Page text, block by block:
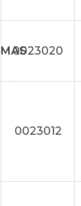
0023020
0023012